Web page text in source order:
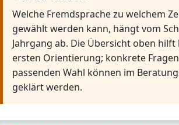
Welche Fremdsprache zu welchem
gewählt werden kann, hängt vom
Jahrgang ab. Die Übersicht oben hilft
ersten Orientierung; konkrete
passenden Wahl können im
geklärt werden.